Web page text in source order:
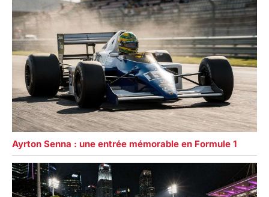
Ayrton Senna : une entrée mémorable en Formule 1